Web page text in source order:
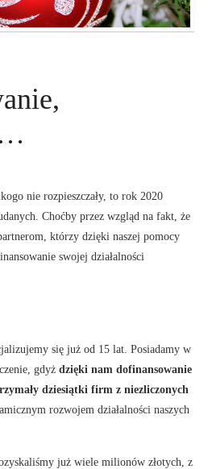
nie rozpieszczały, to rok 2020
Choćby przez wzgląd na fakt, że
którzy dzięki naszej pomocy
swojej działalności
się już od 15 lat. Posiadamy w
gdyżdzięki nam dofinansowanie
dziesiątki firm z niezliczonych
rozwojem działalności naszych
już wiele milionów złotych, z